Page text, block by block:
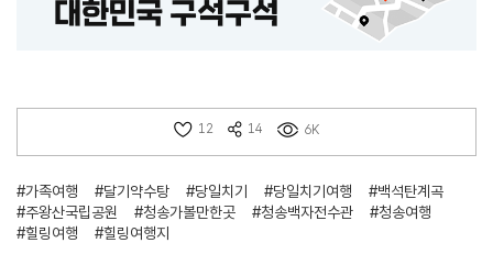
12 14 6K
#가족여행 #달기약수탕 #당일치기 #당일치기여행
#백석탄계곡
#주왕산국립공원
#청송가볼만한곳 #청송백자전수관
#청송여행
#힐링여행
#힐링여행지